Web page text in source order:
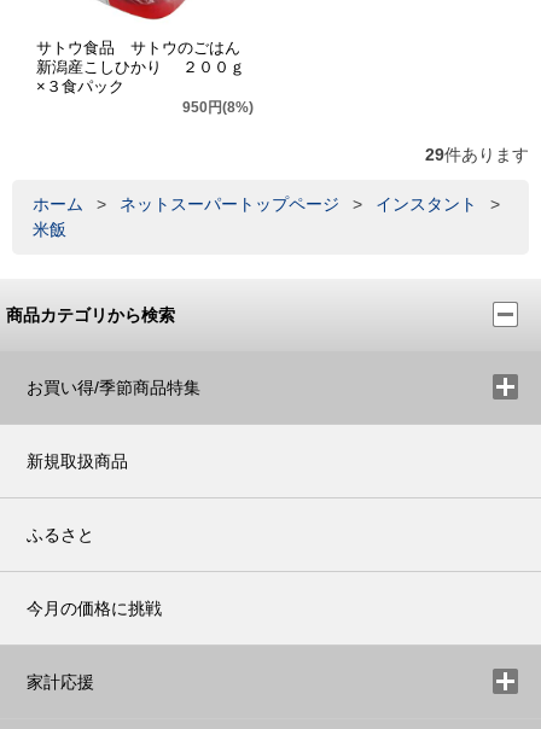
サトウ食品 サトウのごはん
新潟産こしひかり ２００ｇ
×３食パック
950円(8%)
29件あります
ホーム > ネットスーパートップページ > インスタント
>
米飯
商品カテゴリから検索
お買い得/季節商品特集
新規取扱商品
ふるさと
今月の価格に挑戦
家計応援